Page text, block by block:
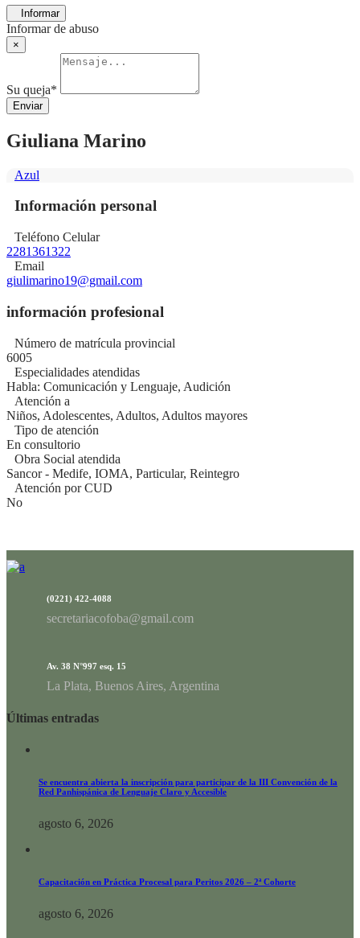
Informar
Informar de abuso
×
Su queja*
Enviar
Giuliana Marino
Azul
Información personal
Teléfono Celular
2281361322
Email
giulimarino19@gmail.com
información profesional
Número de matrícula provincial
6005
Especialidades atendidas
Habla: Comunicación y Lenguaje, Audición
Atención a
Niños, Adolescentes, Adultos, Adultos mayores
Tipo de atención
En consultorio
Obra Social atendida
Sancor - Medife, IOMA, Particular, Reintegro
Atención por CUD
No
(0221) 422-4088
secretariacofoba@gmail.com
Av. 38 N°997 esq. 15
La Plata, Buenos Aires, Argentina
Últimas entradas
Se encuentra abierta la inscripción para participar de la III Convención de la
Red Panhispánica de Lenguaje Claro y Accesible
agosto 6, 2026
Capacitación en Práctica Procesal para Peritos 2026 – 2ª Cohorte
agosto 6, 2026